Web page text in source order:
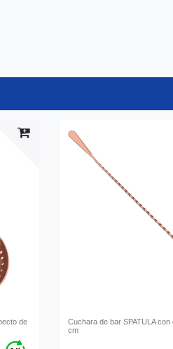
de
Cuchara de bar SPATULA
cm